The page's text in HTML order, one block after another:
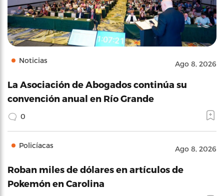
Noticias Ago 8, 2026
La Asociación de Abogados continúa su
convención anual en Río Grande
0
Policíacas Ago 8, 2026
Roban miles de dólares en artículos de
Pokemón en Carolina